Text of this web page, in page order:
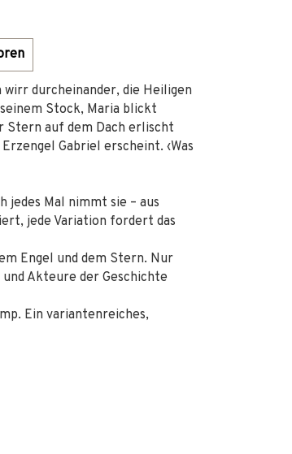
durcheinander, die Heiligen
Stock, Maria blickt
Stern auf dem Dach erlischt
Gabriel erscheint. ‹Was
jedes Mal nimmt sie – aus
jede Variation fordert das
Engel und dem Stern. Nur
Akteure der Geschichte
Ein variantenreiches,